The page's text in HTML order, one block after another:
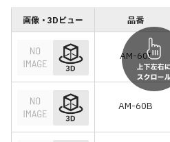
画像・3Dビュー 品番
AM-60I
AM-60B